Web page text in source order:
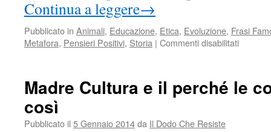
Continua a leggere→
Pubblicato in Animali, Educazione, Etica, Evoluzione, Frasi
Metafora, Pensieri Positivi, Storia | Commenti disabilitatisu
Madre Cultura e il perché le
così
Pubblicato il 5 Gennaio 2014da Il Dodo Che Resiste